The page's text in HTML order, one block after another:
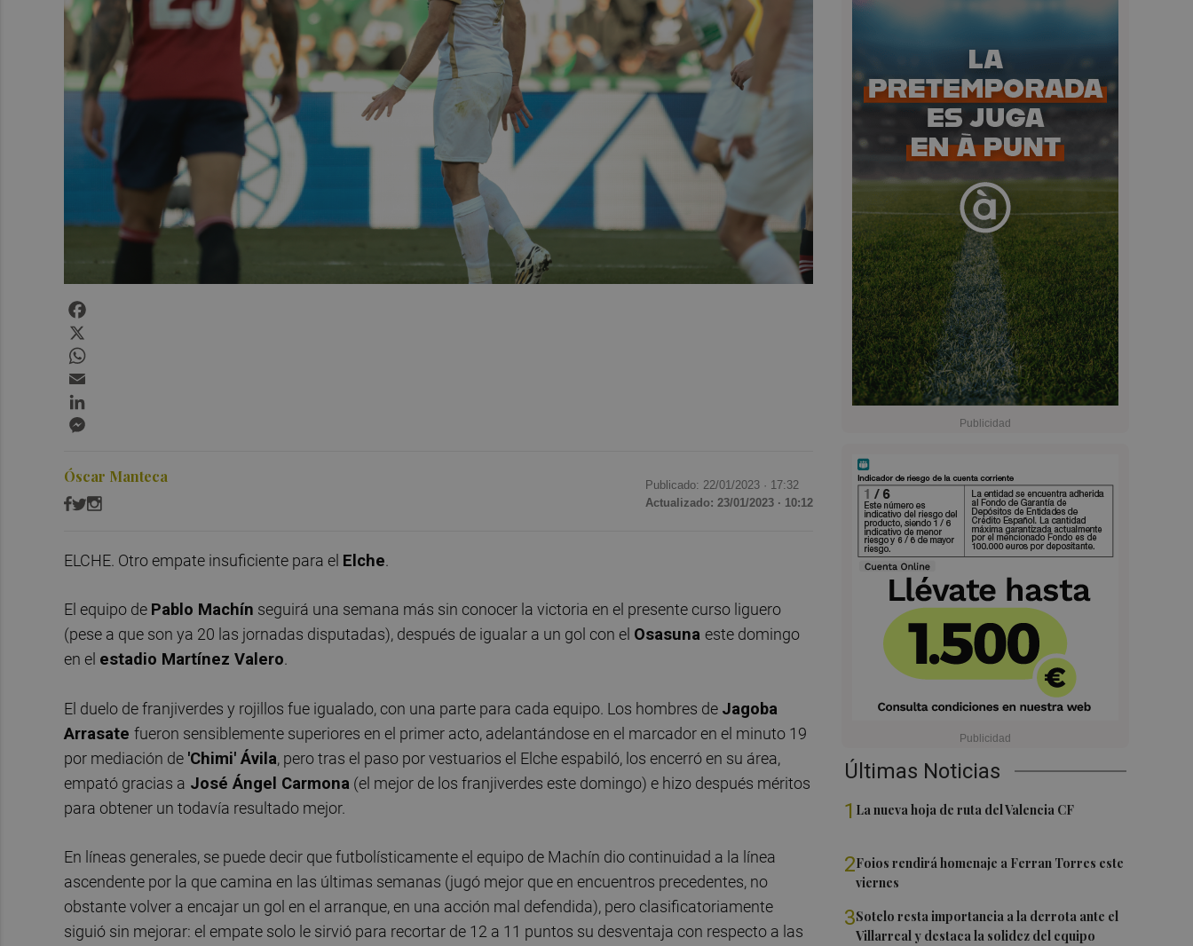
Últimas Noticias
1 La nueva hoja de ruta del Valencia CF
2Foios rendirá homenaje a Ferran Torres este
viernes
3Sotelo resta importancia a la derrota ante el
Villarreal y destaca la solidez del equipo
Óscar Manteca Publicado: 22/01/2023 · 17:32
Actualizado: 23/01/2023 · 10:12
ELCHE. Otro empate insuficiente para el Elche.
El equipo de Pablo Machín seguirá una semana más sin conocer la victoria en el presente curso liguero
(pese a que son ya 20 las jornadas disputadas), después de igualar a un gol con el Osasuna este domingo
en el estadio Martínez Valero.
El duelo de franjiverdes y rojillos fue igualado, con una parte para cada equipo. Los hombres de Jagoba
Arrasate fueron sensiblemente superiores en el primer acto, adelantándose en el marcador en el minuto 19
por mediación de 'Chimi' Ávila, pero tras el paso por vestuarios el Elche espabiló, los encerró en su área,
empató gracias a José Ángel Carmona (el mejor de los franjiverdes este domingo) e hizo después méritos
para obtener un todavía resultado mejor.
En líneas generales, se puede decir que futbolísticamente el equipo de Machín dio continuidad a la línea
ascendente por la que camina en las últimas semanas (jugó mejor que en encuentros precedentes, no
obstante volver a encajar un gol en el arranque, en una acción mal defendida), pero clasificatoriamente
siguió sin mejorar: el empate solo le sirvió para recortar de 12 a 11 puntos su desventaja con respecto a las